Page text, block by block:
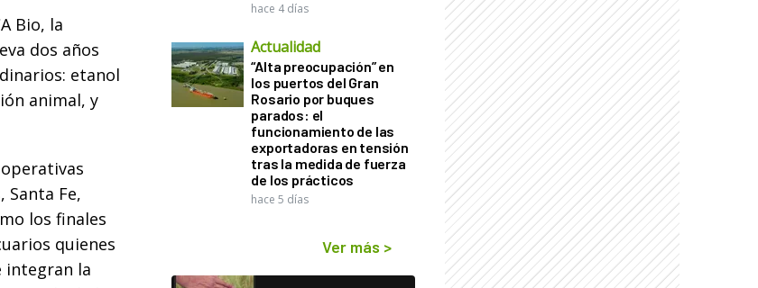
Bio, la
dos años
etanol
animal, y
Santa Fe,
los finales
quienes
integran la
hace 4 días
Actualidad
“Alta preocupación” en
los puertos del Gran
Rosario por buques
parados: el
funcionamiento de las
exportadoras en tensión
tras la medida de fuerza
de los prácticos
hace 5 días
Ver más >